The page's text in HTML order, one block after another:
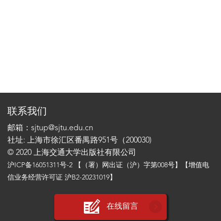
联系我们
邮箱：sjtup@sjtu.edu.cn
社址: 上海市徐汇区番禺路951号（200030)
© 2020 上海交通大学出版社有限公司
沪ICP备16051311号-2 【（署）网出证（沪）字第008号】【增值电
信业务经营许可证 沪B2-20231019】
在线留言